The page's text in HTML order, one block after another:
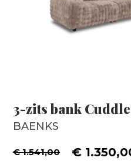
3-zits bank Cuddle
BAENKS
€ 1.541,00 €